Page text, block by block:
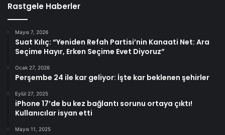
Rastgele Haberler
Mayıs 7, 2026
Suat Kılıç: “Yeniden Refah Partisi’nin Kanaati Net: Ara
Seçime Hayır, Erken Seçime Evet Diyoruz”
Ocak 27, 2026
Perşembe 24 ile kar geliyor: İşte kar beklenen şehirler
Eylül 27, 2025
iPhone 17’de bu kez bağlantı sorunu ortaya çıktı!
Kullanıcılar isyan etti
Mayıs 11, 2025